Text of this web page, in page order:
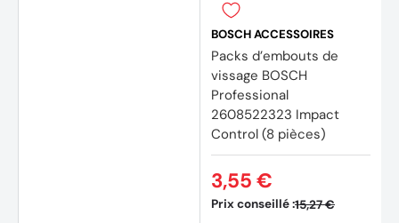
BOSCH ACCESSOIRES
Packs d’embouts de
vissage BOSCH
Professional
2608522323 Impact
Control (8 pièces)
Prix conseillé :15,27 €
3,55 €